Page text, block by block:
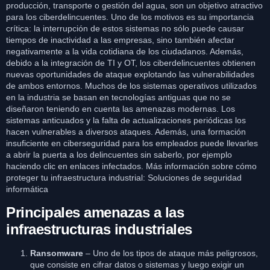
producción, transporte o gestión del agua, son un objetivo atractivo
para los ciberdelincuentes. Uno de los motivos es su importancia
crítica: la interrupción de estos sistemas no sólo puede causar
tiempos de inactividad a las empresas, sino también afectar
negativamente a la vida cotidiana de los ciudadanos. Además,
debido a la integración de TI y OT, los ciberdelincuentes obtienen
nuevas oportunidades de ataque explotando las vulnerabilidades
de ambos entornos. Muchos de los sistemas operativos utilizados
en la industria se basan en tecnologías antiguas que no se
diseñaron teniendo en cuenta las amenazas modernas. Los
sistemas anticuados y la falta de actualizaciones periódicas los
hacen vulnerables a diversos ataques. Además, una formación
insuficiente en ciberseguridad para los empleados puede llevarles
a abrir la puerta a los delincuentes sin saberlo, por ejemplo
haciendo clic en enlaces infectados. Más información sobre cómo
proteger tu infraestructura industrial: Soluciones de seguridad
informática
Principales amenazas a las
infraestructuras industriales
Ransomware – Uno de los tipos de ataque más peligrosos,
que consiste en cifrar datos o sistemas y luego exigir un